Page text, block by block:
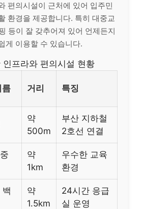
편의시설이 근처에 있어 입주민
환경을 제공합니다. 특히 대중교
등이 잘 갖추어져 있어 언제든지
게 이용할 수 있습니다.
인프라와 편의시설 현황
름 거리 특징
약
500m
부산 지하철
2호선 연결
약
1km
우수한 교육
환경
약
1.5km
24시간 응급
실 운영